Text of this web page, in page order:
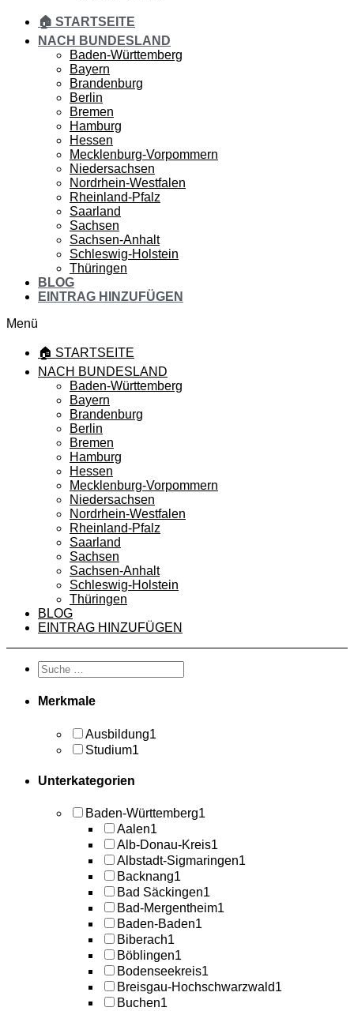
🏠 STARTSEITE
NACH BUNDESLAND
Baden-Württemberg
Bayern
Brandenburg
Berlin
Bremen
Hamburg
Hessen
Mecklenburg-Vorpommern
Niedersachsen
Nordrhein-Westfalen
Rheinland-Pfalz
Saarland
Sachsen
Sachsen-Anhalt
Schleswig-Holstein
Thüringen
BLOG
EINTRAG HINZUFÜGEN
Menü
🏠 STARTSEITE
NACH BUNDESLAND
Baden-Württemberg
Bayern
Brandenburg
Berlin
Bremen
Hamburg
Hessen
Mecklenburg-Vorpommern
Niedersachsen
Nordrhein-Westfalen
Rheinland-Pfalz
Saarland
Sachsen
Sachsen-Anhalt
Schleswig-Holstein
Thüringen
BLOG
EINTRAG HINZUFÜGEN
Merkmale
Ausbildung1
Studium1
Unterkategorien
Baden-Württemberg1
Aalen1
Alb-Donau-Kreis1
Albstadt-Sigmaringen1
Backnang1
Bad Säckingen1
Bad-Mergentheim1
Baden-Baden1
Biberach1
Böblingen1
Bodenseekreis1
Breisgau-Hochschwarzwald1
Buchen1